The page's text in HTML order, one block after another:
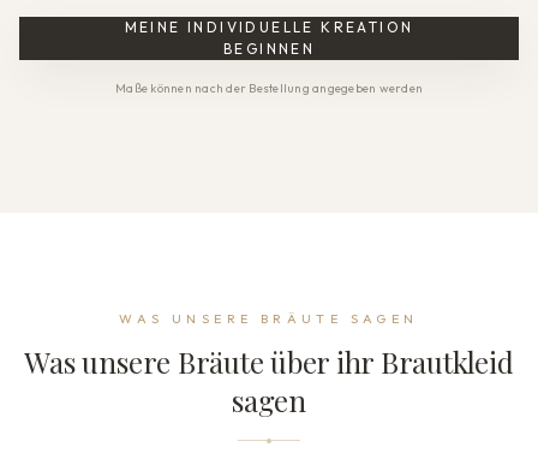
MEINE INDIVIDUELLE KREATION
BEGINNEN
Maße können nach der Bestellung angegeben werden
WAS UNSERE BRÄUTE SAGEN
Was unsere Bräute über ihr Brautkleid
sagen